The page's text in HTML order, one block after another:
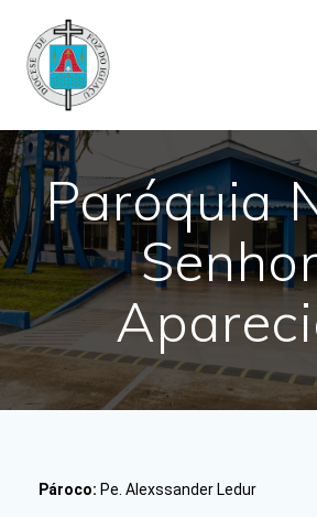
Paróquia
Pároco: Pe. Alexssander Ledur